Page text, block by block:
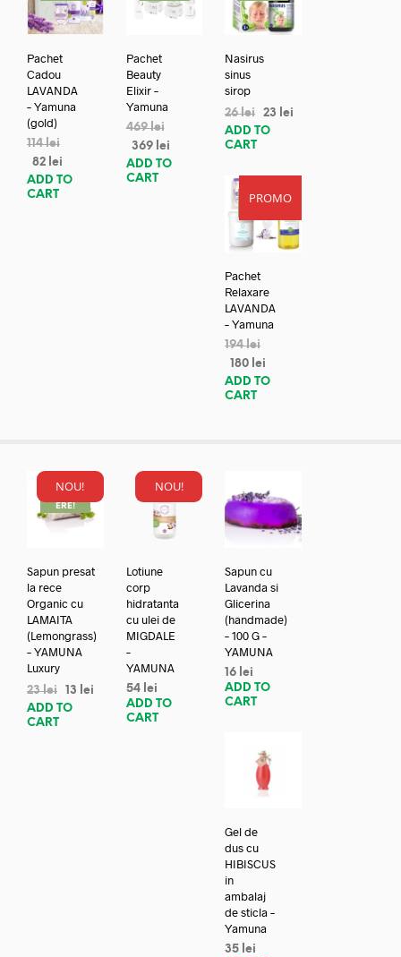
Pachet
Cadou
LAVANDA
– Yamuna
(gold)
114lei
82 lei
ADD TO
CART
Pachet
Beauty
Elixir –
Yamuna
469lei
369 lei
ADD TO
CART
Nasirus
sinus
sirop
26lei 23
lei
ADD TO
CART
PROMO
REDUC
Pachet
Relaxare
LAVANDA
– Yamuna
194lei
180 lei
ADD TO
CART
NOU!
REDUC
ERE!
Sapun presat
la rece
Organic cu
LAMAITA
(Lemongrass)
– YAMUNA
Luxury
23lei 13
lei
ADD TO
CART
NOU!
Lotiune
corp
hidratanta
cu ulei de
MIGDALE
–
YAMUNA
54 lei
ADD TO
CART
Sapun cu
Lavanda si
Glicerina
(handmade)
– 100 G –
YAMUNA
16 lei
ADD TO
CART
Gel de
dus cu
HIBISCUS
in
ambalaj
de sticla –
Yamuna
35 lei